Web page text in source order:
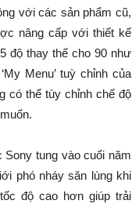
với các sản phẩm cũ,
nâng cấp với thiết kế
độ thay thế cho 90 như
Menu’ tuỳ chỉnh của
có thể tùy chỉnh chế độ
tung vào cuối năm
phó nháy săn lùng khi
độ cao hơn giúp trải